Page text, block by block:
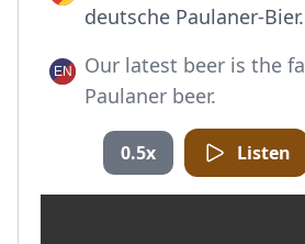
deutsche Paulaner-Bier.
Our latest beer is the
Paulaner beer.
0.5x Listen